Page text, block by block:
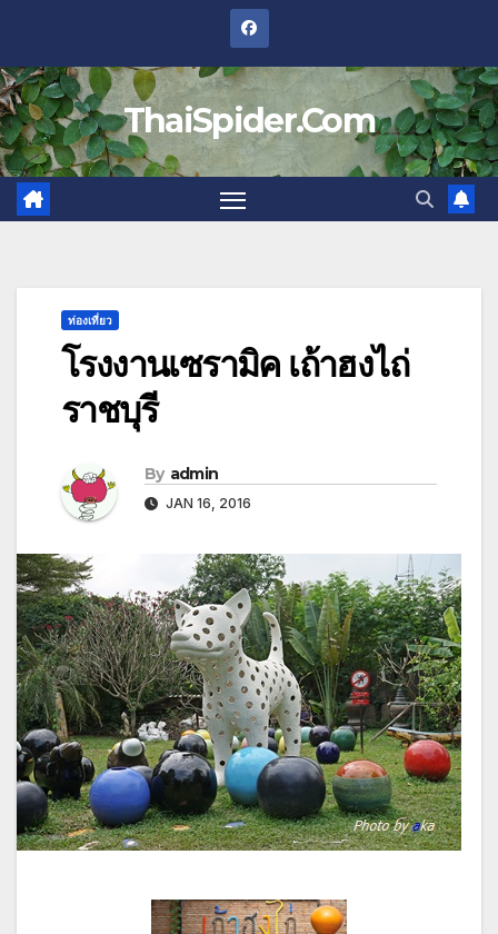
content
ThaiSpider.Com
ท่องเที่ยว
โรงงานเซรามิค เถ้าฮงไถ่
ราชบุรี
By admin
JAN 16, 2016